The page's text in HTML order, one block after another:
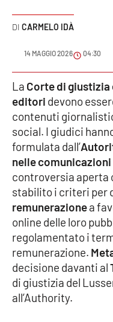
Podcast
Meteo
Editoriali
VIDEO
Ambiente
Cronaca
Cultura
Economia e Lavoro
Politica
CARMELO IDÀ
14 MAGGIO 2026 04:30
La Corte di giustizia
editori devono
contenuti
social. I giudici
formulata dall’
nelle comunicazioni
controversia aperta
stabilito i criteri per
remunerazionea
online delle loro
regolamentato i
remunerazione.
decisione davanti al
di giustizia del
all’Authority.